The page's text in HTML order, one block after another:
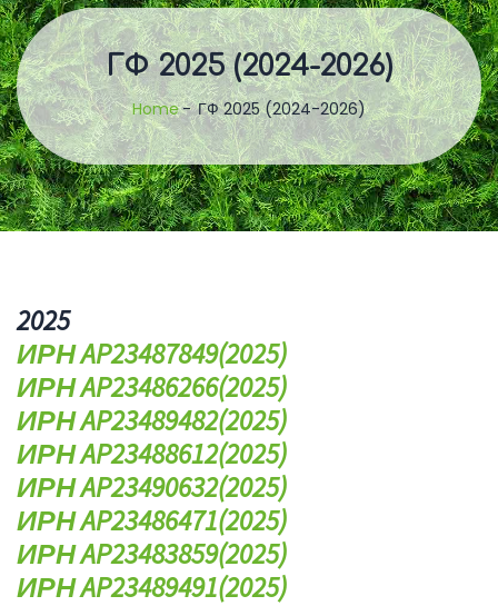
ГФ 2025 (2024-2026)
Home ГФ 2025 (2024-2026)
2025
ИРН AP23487849(2025)
ИРН AP23486266(2025)
ИРН AP23489482(2025)
ИРН AP23488612(2025)
ИРН AP23490632(2025)
ИРН AP23486471(2025)
ИРН AP23483859(2025)
ИРН AP23489491(2025)